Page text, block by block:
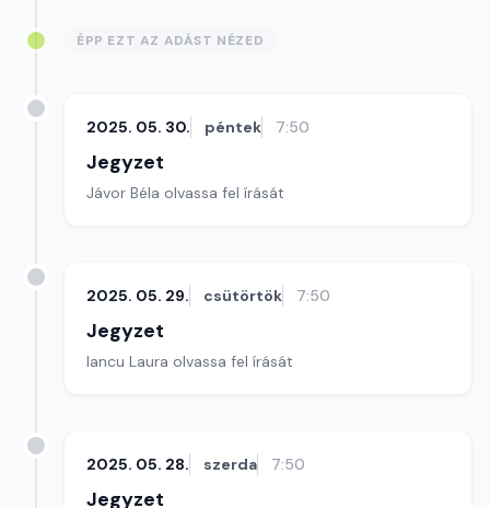
ÉPP EZT AZ ADÁST NÉZED
2025. 05. 30. péntek 7:50
Jegyzet
Jávor Béla olvassa fel írását
2025. 05. 29. csütörtök 7:50
Jegyzet
Iancu Laura olvassa fel írását
2025. 05. 28. szerda 7:50
Jegyzet